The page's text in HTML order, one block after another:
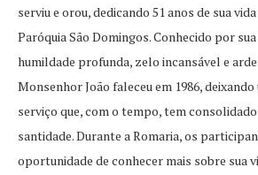
serviu e orou, dedicando 51 anos de sua
Paróquia São Domingos. Conhecido por
humildade profunda, zelo incansável e
Monsenhor João faleceu em 1986,
serviço que, com o tempo, tem consolidado
santidade. Durante a Romaria, os
oportunidade de conhecer mais sobre sua